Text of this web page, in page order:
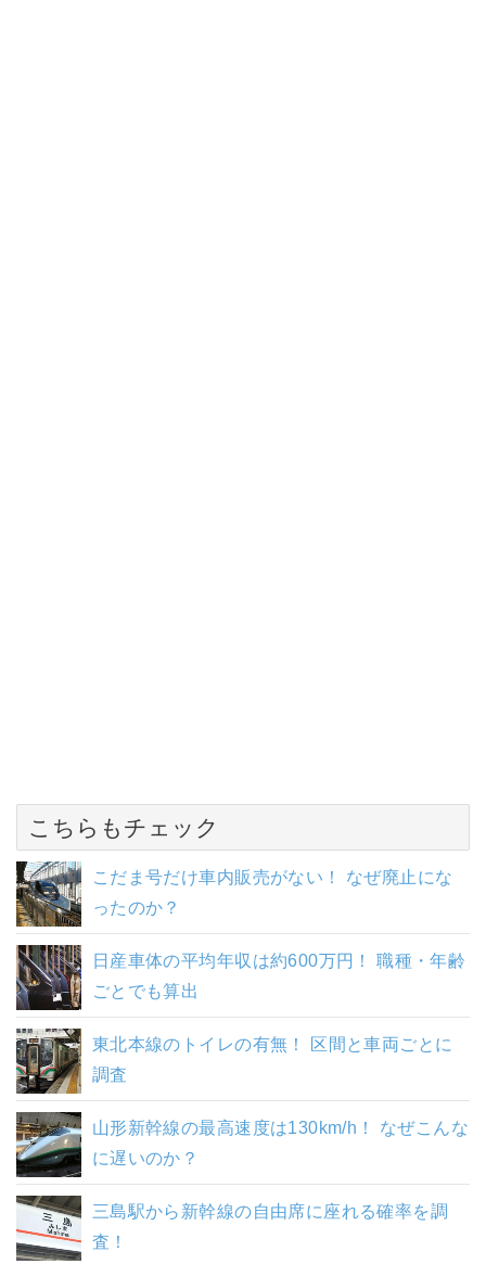
こちらもチェック
こだま号だけ車内販売がない！ なぜ廃止にな
ったのか？
日産車体の平均年収は約600万円！ 職種・年齢
ごとでも算出
東北本線のトイレの有無！ 区間と車両ごとに
調査
山形新幹線の最高速度は130km/h！ なぜこんな
に遅いのか？
三島駅から新幹線の自由席に座れる確率を調
査！